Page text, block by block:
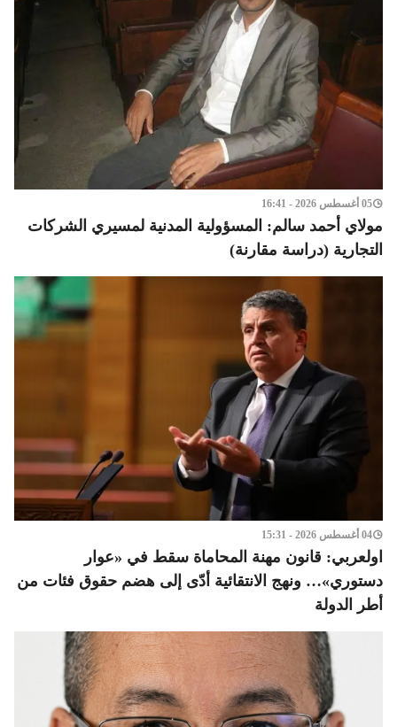
05 أغسطس 2026 - 16:41
مولاي أحمد سالم: المسؤولية المدنية لمسيري الشركات
التجارية (دراسة مقارنة)
04 أغسطس 2026 - 15:31
اولعربي: قانون مهنة المحاماة سقط في «عوار
دستوري»… ونهج الانتقائية أدّى إلى هضم حقوق فئات من
أطر الدولة